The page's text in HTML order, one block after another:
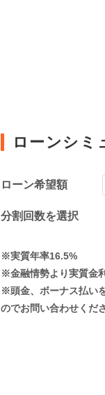
ローンシミ
ローン希望額
分割回数を選択
※実質年率16.5%
※金融情勢より実質金
※頭金、ボーナス払い
のでお問い合わせくだ